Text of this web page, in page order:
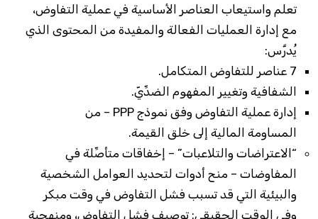
تعلم واستيعاب العناصر الأساسية في عملية التفاوض،
مع إدارة العمليات الفعالة والمفيدة من المحتوى الذي
يُدرَّس:
7 عناصر للتفاوض المتكامل.
الشفافية وتغيير المفهوم الضدِّيّ.
إدارة عملية التفاوض وفق نموذج PPP – من
المساومة المالية إلى خلق القيمة.
“الاعتراضات والتلاعبات” – إخفاقات متأصِّلة في
المفاوضات – منح أدوات لتحديد العوامل الشخصية
والبيئية التي قد تسبب فشل التفاوض في وقت مبكر
وفي الوقت الحقيقي: توصيف فشل التفاوض، ومنهجية